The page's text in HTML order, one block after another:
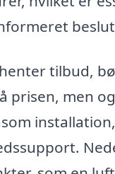
tilbud,
prisen, men